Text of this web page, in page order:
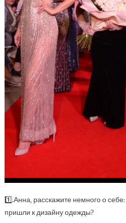
1️⃣.Анна, расскажите немного о
пришли к дизайну одежды?